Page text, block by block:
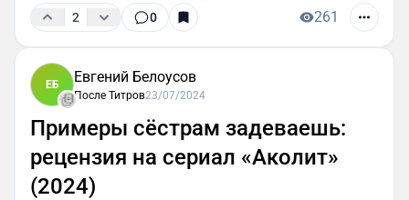
2 0 261
ЕБ Евгений Белоусов
После Титров23/07/2024
Примеры сёстрам задеваешь:
рецензия на сериал «Аколит»
(2024)